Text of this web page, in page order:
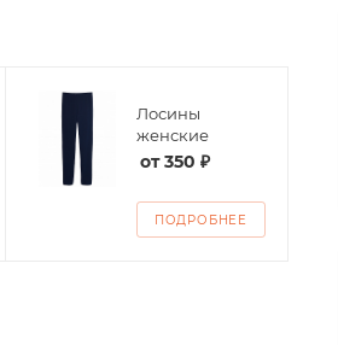
Лосины
женские
от350 ₽
ПОДРОБНЕЕ